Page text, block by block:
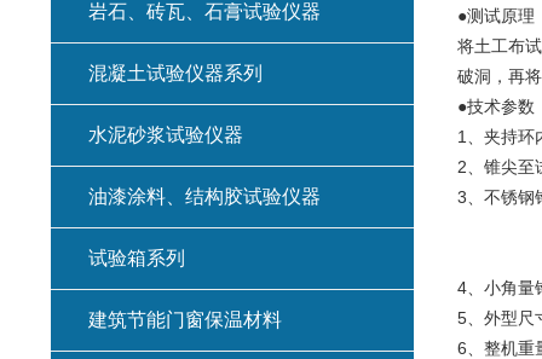
●测试原理
将土工布
破洞，再
●技术参数
1、夹持环
2、锥尖至
3、不锈
4、小角量
5、外型尺
6、整机重
岩石、砖瓦、石膏试验仪器
混凝土试验仪器系列
水泥砂浆试验仪器
油漆涂料、结构胶试验仪器
试验箱系列
建筑节能门窗保温材料